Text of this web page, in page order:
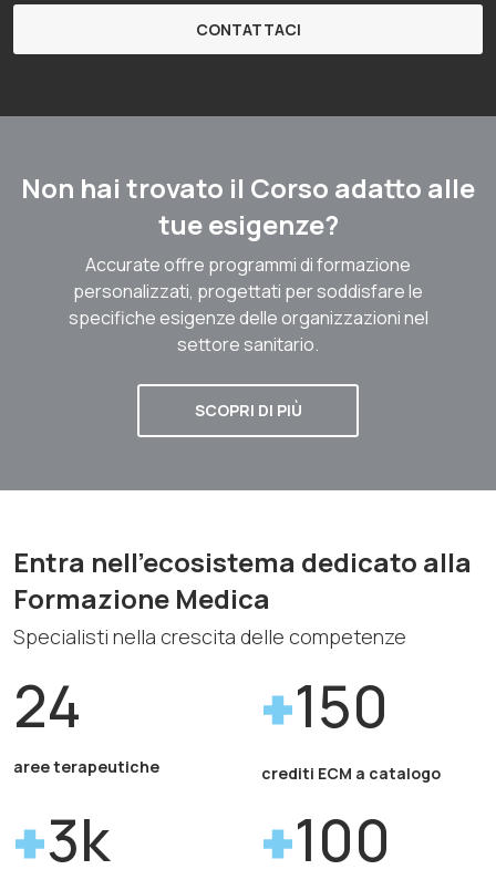
CONTATTACI
Non hai trovato il Corso adatto alle
tue esigenze?
Accurate offre programmi di formazione
personalizzati, progettati per soddisfare le
specifiche esigenze delle organizzazioni nel
settore sanitario.
SCOPRI DI PIÙ
Entra nell'ecosistema dedicato alla
Formazione Medica
Specialisti nella crescita delle competenze
24
aree terapeutiche
150
crediti ECM a catalogo
3k 100